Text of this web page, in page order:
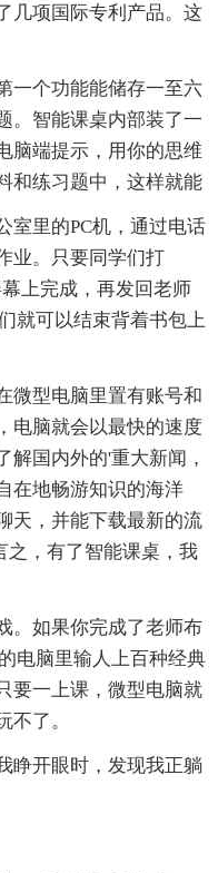
几项国际专利产品。这
一个功能能储存一至六
。智能课桌内部装了一
脑端提示，用你的思维
和练习题中，这样就能
室里的PC机，通过电话
业。只要同学们打
上完成，再发回老师
就可以结束背着书包上
微型电脑里置有账号和
电脑就会以最快的速度
解国内外的'重大新闻，
在地畅游知识的海洋
天，并能下载最新的流
之，有了智能课桌，我
。如果你完成了老师布
电脑里输人上百种经典
要一上课，微型电脑就
不了。
睁开眼时，发现我正躺